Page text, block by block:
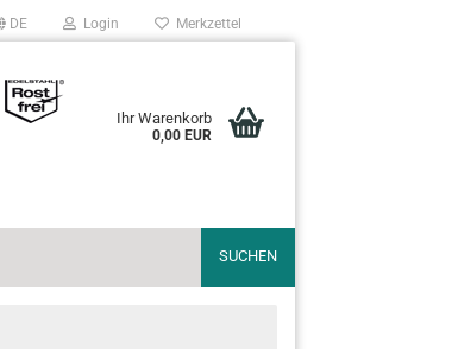
DE Login Merkzettel
Ihr Warenkorb
0,00 EUR
SUCHEN